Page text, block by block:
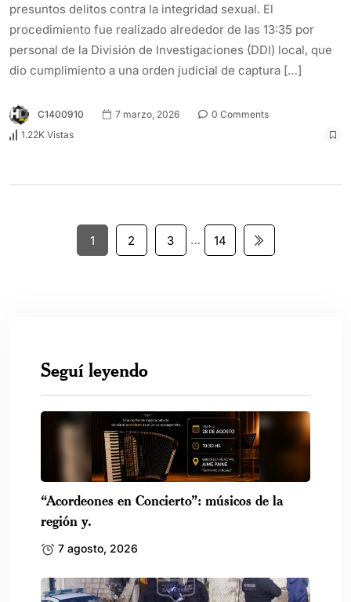
presuntos delitos contra la integridad sexual. El
procedimiento fue realizado alrededor de las 13:35 por
personal de la División de Investigaciones (DDI) local, que
dio cumplimiento a una orden judicial de captura […]
C1400910 7 marzo, 2026
0 Comments
1.22K Vistas
1 2 3 … 14
Seguí leyendo
“Acordeones en Concierto”: músicos de la
región y.
7 agosto, 2026